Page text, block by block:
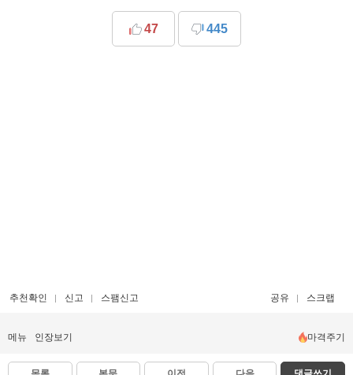
47 445
추천확인 신고 스팸신고 공유 스크랩
메뉴 인장보기 마격주기